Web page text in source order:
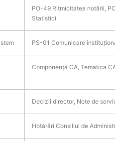
PO-49 Ritmicitatea notării,
Statistici
PS-01 Comunicare
Componența CA, Tematica
Decizii director, Note de
Hotărâri Consiliul de